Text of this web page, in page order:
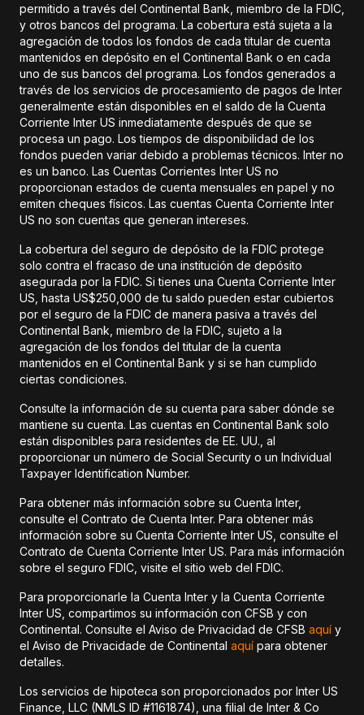
permitido a través del Continental Bank, miembro de la FDIC,
y otros bancos del programa. La cobertura está sujeta a la
agregación de todos los fondos de cada titular de cuenta
mantenidos en depósito en el Continental Bank o en cada
uno de sus bancos del programa. Los fondos generados a
través de los servicios de procesamiento de pagos de Inter
generalmente están disponibles en el saldo de la Cuenta
Corriente Inter US inmediatamente después de que se
procesa un pago. Los tiempos de disponibilidad de los
fondos pueden variar debido a problemas técnicos. Inter no
es un banco. Las Cuentas Corrientes Inter US no
proporcionan estados de cuenta mensuales en papel y no
emiten cheques físicos. Las cuentas Cuenta Corriente Inter
US no son cuentas que generan intereses.
La cobertura del seguro de depósito de la FDIC protege
solo contra el fracaso de una institución de depósito
asegurada por la FDIC. Si tienes una Cuenta Corriente Inter
US, hasta US$250,000 de tu saldo pueden estar cubiertos
por el seguro de la FDIC de manera pasiva a través del
Continental Bank, miembro de la FDIC, sujeto a la
agregación de los fondos del titular de la cuenta
mantenidos en el Continental Bank y si se han cumplido
ciertas condiciones.
Consulte la información de su cuenta para saber dónde se
mantiene su cuenta. Las cuentas en Continental Bank solo
están disponibles para residentes de EE. UU., al
proporcionar un número de Social Security o un Individual
Taxpayer Identification Number.
Para obtener más información sobre su Cuenta Inter,
consulte el Contrato de Cuenta Inter. Para obtener más
información sobre su Cuenta Corriente Inter US, consulte el
Contrato de Cuenta Corriente Inter US. Para más información
sobre el seguro FDIC, visite el sitio web del FDIC.
Para proporcionarle la Cuenta Inter y la Cuenta Corriente
Inter US, compartimos su información con CFSB y con
Continental. Consulte el Aviso de Privacidad de CFSB aquí y
el Aviso de Privacidade de Continental aquí para obtener
detalles.
Los servicios de hipoteca son proporcionados por Inter US
Finance, LLC (NMLS ID #1161874), una filial de Inter & Co